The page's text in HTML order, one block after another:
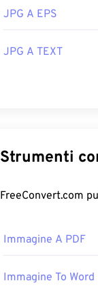
JPG A EPS
JPG A TEXT
Strumenti
FreeConvert.com
Immagine A PDF
Immagine To Word